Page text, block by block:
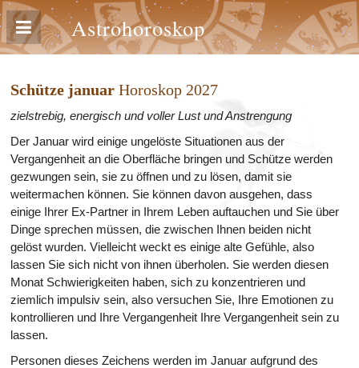
Astrohoroskop
Schütze januar Horoskop 2027
zielstrebig, energisch und voller Lust und Anstrengung
Der Januar wird einige ungelöste Situationen aus der
Vergangenheit an die Oberfläche bringen und Schütze werden
gezwungen sein, sie zu öffnen und zu lösen, damit sie
weitermachen können. Sie können davon ausgehen, dass
einige Ihrer Ex-Partner in Ihrem Leben auftauchen und Sie über
Dinge sprechen müssen, die zwischen Ihnen beiden nicht
gelöst wurden. Vielleicht weckt es einige alte Gefühle, also
lassen Sie sich nicht von ihnen überholen. Sie werden diesen
Monat Schwierigkeiten haben, sich zu konzentrieren und
ziemlich impulsiv sein, also versuchen Sie, Ihre Emotionen zu
kontrollieren und Ihre Vergangenheit Ihre Vergangenheit sein zu
lassen.
Personen dieses Zeichens werden im Januar aufgrund des